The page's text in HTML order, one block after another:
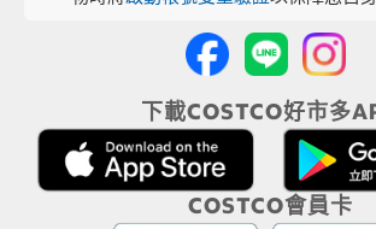
下載COSTCO好市多
COSTCO會員卡